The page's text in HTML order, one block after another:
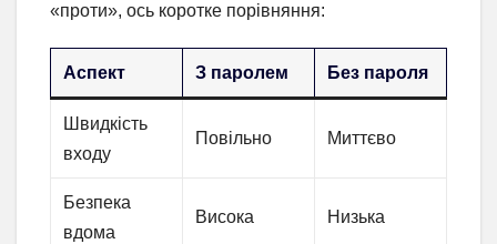
«проти», ось коротке порівняння:
Аспект З паролем Без пароля
Швидкість
входу
Повільно Миттєво
Безпека
вдома
Висока Низька